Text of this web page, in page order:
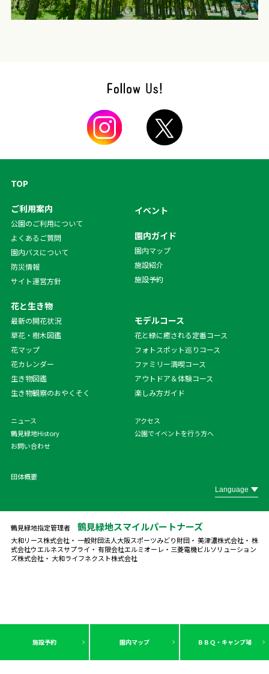
施設予約 園内マップ ＢＢＱ・キャンプ場
TOP
ご利用案内
公園のご利用について
よくあるご質問
園内バスについて
防災情報
サイト運営方針
花と生き物
最新の開花状況
草花・樹木図鑑
花マップ
花カレンダー
生き物図鑑
生き物観察のおやくそく
イベント
園内ガイド
園内マップ
施設紹介
施設予約
モデルコース
花と緑に癒される定番コース
フォトスポット巡りコース
ファミリー満喫コース
アウトドア＆体験コース
楽しみ方ガイド
ニュース
アクセス
鶴見緑地History
公園でイベントを行う方へ
お問い合わせ
団体概要
鶴見緑地指定管理者 鶴見緑地スマイルパートナーズ
大和リース株式会社・ 一般財団法人大阪スポーツみどり財団・ 美津濃株式会社・ 株
式会社ウエルネスサプライ・ 有限会社エルミオーレ・ 三菱電機ビルソリューション
ズ株式会社・ 大和ライフネクスト株式会社